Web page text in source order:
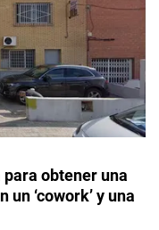
obtener una
‘cowork’ y una